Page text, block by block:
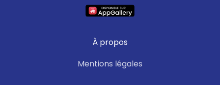
À propos
Mentions légales